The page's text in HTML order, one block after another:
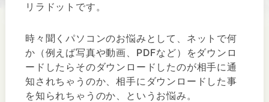
リラドットです。
時々聞くパソコンのお悩みとして、ネットで何
か（例えば写真や動画、PDFなど）をダウンロ
ードしたらそのダウンロードしたのが相手に通
知されちゃうのか、相手にダウンロードした事
を知られちゃうのか、というお悩み。